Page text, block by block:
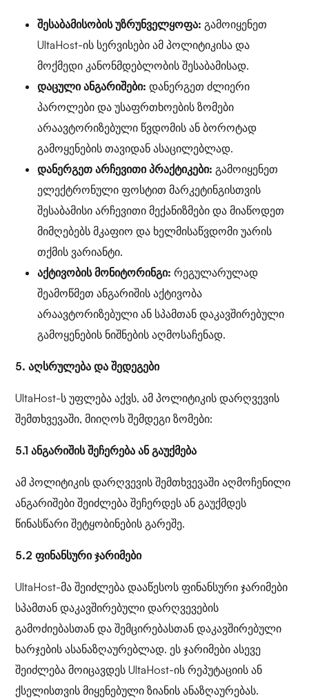
შესაბამისობის უზრუნველყოფა: გამოიყენეთ
UltaHost-ის სერვისები ამ პოლიტიკისა და
მოქმედი კანონმდებლობის შესაბამისად.
დაცული ანგარიშები: დანერგეთ ძლიერი
პაროლები და უსაფრთხოების ზომები
არაავტორიზებული წვდომის ან ბოროტად
გამოყენების თავიდან ასაცილებლად.
დანერგეთ არჩევითი პრაქტიკები: გამოიყენეთ
ელექტრონული ფოსტით მარკეტინგისთვის
შესაბამისი არჩევითი მექანიზმები და მიაწოდეთ
მიმღებებს მკაფიო და ხელმისაწვდომი უარის
თქმის ვარიანტი.
აქტივობის მონიტორინგი: რეგულარულად
შეამოწმეთ ანგარიშის აქტივობა
არაავტორიზებული ან სპამთან დაკავშირებული
გამოყენების ნიშნების აღმოსაჩენად.
5. აღსრულება და შედეგები
UltaHost-ს უფლება აქვს, ამ პოლიტიკის დარღვევის
შემთხვევაში, მიიღოს შემდეგი ზომები:
5.1 ანგარიშის შეჩერება ან გაუქმება
ამ პოლიტიკის დარღვევის შემთხვევაში აღმოჩენილი
ანგარიშები შეიძლება შეჩერდეს ან გაუქმდეს
წინასწარი შეტყობინების გარეშე.
5.2 ფინანსური ჯარიმები
UltaHost-მა შეიძლება დააწესოს ფინანსური ჯარიმები
სპამთან დაკავშირებული დარღვევების
გამოძიებასთან და შემცირებასთან დაკავშირებული
ხარჯების ასანაზღაურებლად. ეს ჯარიმები ასევე
შეიძლება მოიცავდეს UltaHost-ის რეპუტაციის ან
ქსელისთვის მიყენებული ზიანის ანაზღაურებას.